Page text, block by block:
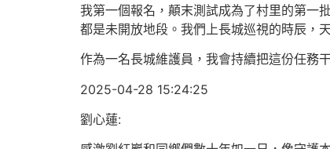
我第一個報名，顛末測試成為了村里的第一
都是未開放地段。我們上長城巡視的時辰，
作為一名長城維護員，我會持續把這份任務
2025-04-28 15:24:25
劉心蓮: